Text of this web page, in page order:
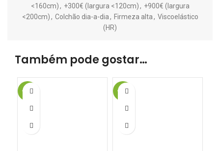
<160cm), +300€ (largura <120cm), +900€ (largura
<200cm), Colchão dia-a-dia, Firmeza alta, Viscoelástico
(HR)
Também pode gostar…
-16% -20%